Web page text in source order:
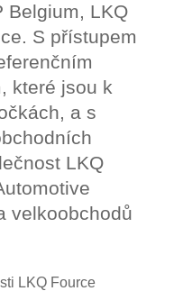
Belgium, LKQ
S přístupem
které jsou k
a s
LKQ
velkoobchodů
LKQ Fource